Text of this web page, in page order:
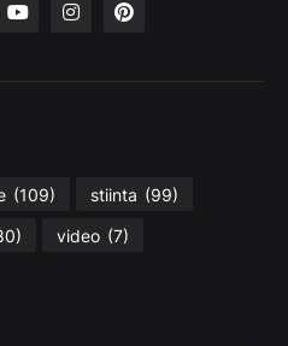
(109) stiinta (99)
video (7)